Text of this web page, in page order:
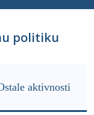
politiku
aktivnosti